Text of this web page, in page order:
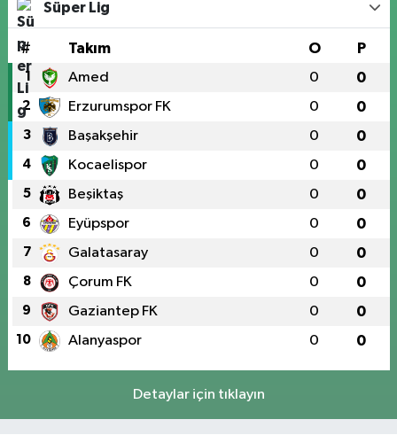
Süper Lig
# Takım O P
1 Amed 0 0
2 Erzurumspor FK 0 0
3 Başakşehir 0 0
4 Kocaelispor 0 0
5 Beşiktaş 0 0
6 Eyüpspor 0 0
7 Galatasaray 0 0
8 Çorum FK 0 0
9 Gaziantep FK 0 0
10 Alanyaspor 0 0
Detaylar için tıklayın